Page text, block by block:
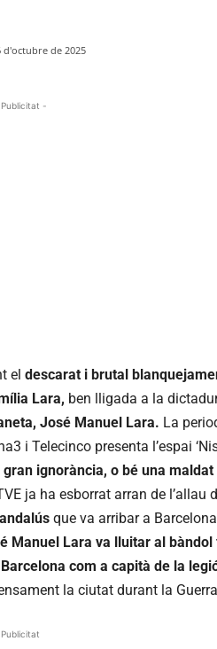
d'octubre de 2025
-
el descarat i brutal
Lara, ben lligada a la
José Manuel Lara. La
i Telecinco presenta l’espai
ignorància, o bé una maldat
ja ha esborrat arran de l’allau
que va arribar a
Manuel Lara va lluitar al
com a capità de la
la ciutat durant la
Publicitat